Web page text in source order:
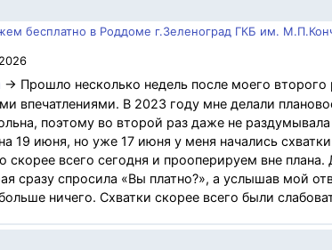
бесплатно в Роддоме г.Зеленоград ГКБ им.
→ Прошло несколько недель после моего
впечатлениями. В 2023 году мне делали
поэтому во второй раз даже не
19 июня, но уже 17 июня у меня начались
скорее всего сегодня и прооперируем вне
сразу спросила «Вы платно?», а услышав мой
ничего. Схватки скорее всего были